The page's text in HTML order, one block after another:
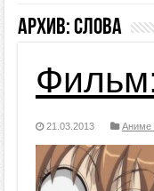
Архив:слова
21.03.2013 Аниме